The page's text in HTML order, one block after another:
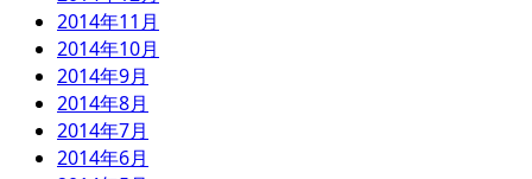
2014年11月
2014年10月
2014年9月
2014年8月
2014年7月
2014年6月